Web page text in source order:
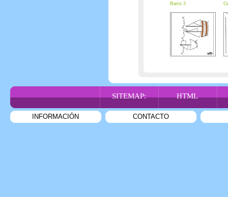
Barco 3
SITEMAP: HTML
INFORMACIÓN CONTACTO